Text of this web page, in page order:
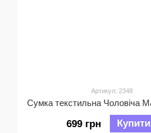
Артикул: 2348
699 грн Купити